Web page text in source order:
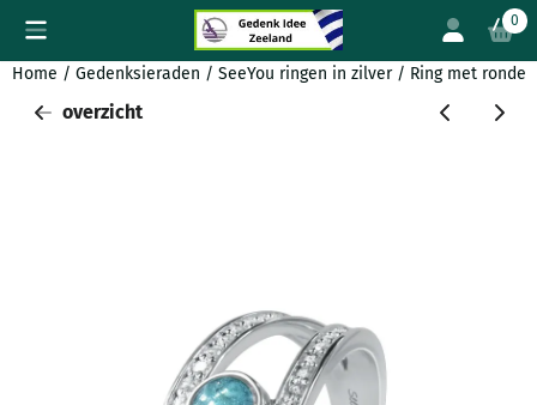
Cookievoorkeuren zijn beschikbaar. Kies instellingen of sta0
Home / Gedenksieraden / SeeYou ringen in zilver / Ring met ronde
overzicht